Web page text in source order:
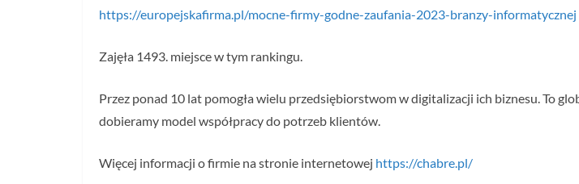
https://europejskafirma.pl/mocne-firmy-godne-zaufania-2023-branzy-informatycznej
Zajęła 1493. miejsce w tym rankingu.
Przez ponad 10 lat pomogła wielu przedsiębiorstwom w digitalizacji ich biznesu. To
dobieramy model współpracy do potrzeb klientów.
Więcej informacji o firmie na stronie internetowej https://chabre.pl/